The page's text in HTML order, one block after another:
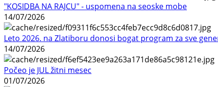
"KOSIDBA NA RAJCU" - uspomena na seoske mobe
14/07/2026
Leto 2026. na Zlatiboru donosi bogat program za sve
14/07/2026
Počeo je JUL žitni mesec
01/07/2026